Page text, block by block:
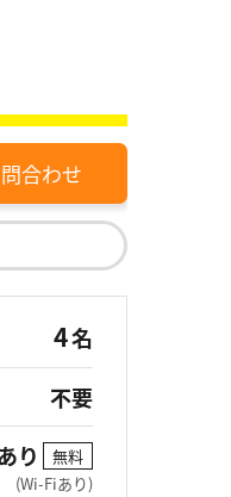
合わせ
4名
不要
り
無料
(Wi-Fiあり)